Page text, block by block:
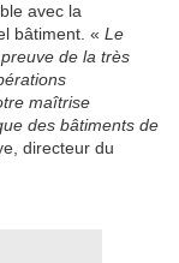
avec la
bâtiment. « Le
de la très
maîtrise
des bâtiments de
directeur du